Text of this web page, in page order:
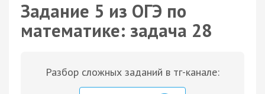
Задание 5 из ОГЭ по
математике: задача 28
Разбор сложных заданий в тг-канале: